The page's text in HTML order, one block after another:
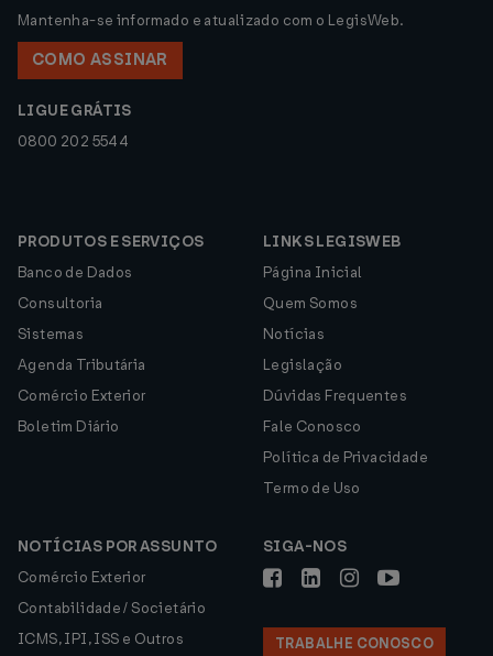
Mantenha-se informado e atualizado com o LegisWeb.
COMO ASSINAR
LIGUE GRÁTIS
0800 202 5544
PRODUTOS E SERVIÇOS
Banco de Dados
Consultoria
Sistemas
Agenda Tributária
Comércio Exterior
Boletim Diário
LINKS LEGISWEB
Página Inicial
Quem Somos
Notícias
Legislação
Dúvidas Frequentes
Fale Conosco
Política de Privacidade
Termo de Uso
NOTÍCIAS POR ASSUNTO
Comércio Exterior
Contabilidade / Societário
ICMS, IPI, ISS e Outros
SIGA-NOS
TRABALHE CONOSCO